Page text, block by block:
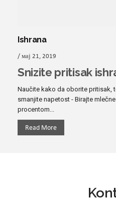
Ishrana
/ мај 21, 2019
Snizite pritisak
Naučite kako da oborite pritisak,
smanjite napetost - Birajte
procentom...
Read More